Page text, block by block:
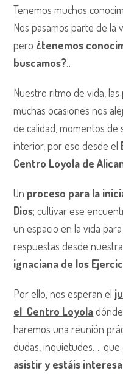
Tenemos muchos
Nos pasamos parte de la
pero ¿tenemos
buscamos?…
Nuestro ritmo de vida,
muchas ocasiones nos
de calidad, momentos
interior, por eso desde el
Centro Loyola de
Un proceso para la
Dios; cultivar ese
un espacio en la vida
respuestas desde
ignaciana de los
Por ello, nos esperan el
el Centro Loyola
haremos una reunión
dudas, inquietudes….
asistir y estáis